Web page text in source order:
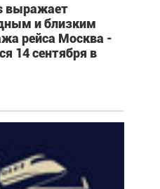
выражает
и близким
рейса Москва -
14 сентября в